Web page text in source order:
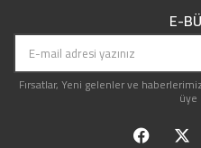
E-
Fırsatlar, Yeni gelenler ve